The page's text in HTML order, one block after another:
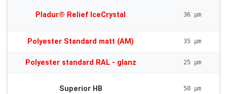
Pladur® Relief IceCrystal 36 µm
Polyester Standard matt (AM) 35 µm
Polyester standard RAL - glanz 25 µm
Superior HB 50 µm